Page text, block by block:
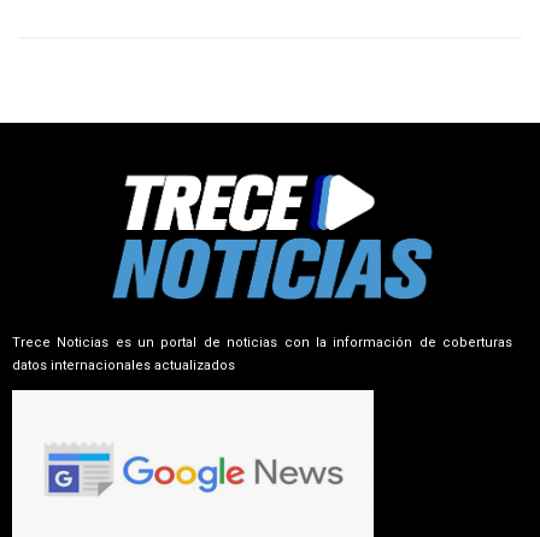
Trece Noticias es un portal de noticias con la información de coberturas
datos internacionales actualizados